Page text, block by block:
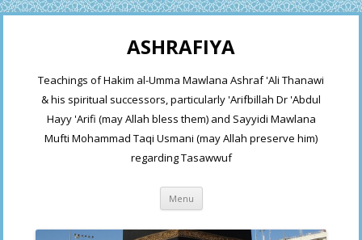
ASHRAFIYA
Teachings of Hakim al-Umma Mawlana Ashraf 'Ali Thanawi
& his spiritual successors, particularly 'Arifbillah Dr 'Abdul
Hayy 'Arifi (may Allah bless them) and Sayyidi Mawlana
Mufti Mohammad Taqi Usmani (may Allah preserve him)
regarding Tasawwuf
Menu Skip
content